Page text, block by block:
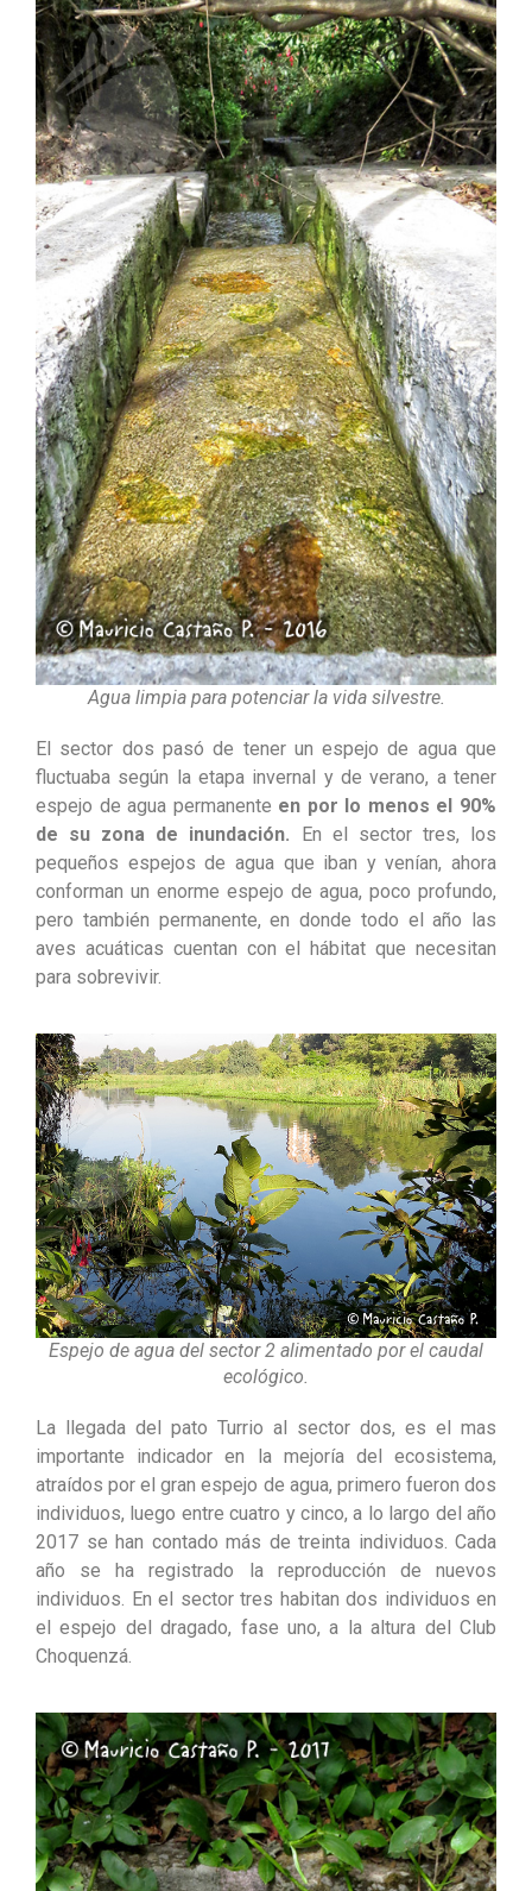
Agua limpia para potenciar la vida silvestre.
El sector dos pasó de tener un espejo de agua que
fluctuaba según la etapa invernal y de verano, a tener
espejo de agua permanente en por lo menos el 90%
de su zona de inundación. En el sector tres, los
pequeños espejos de agua que iban y venían, ahora
conforman un enorme espejo de agua, poco profundo,
pero también permanente, en donde todo el año las
aves acuáticas cuentan con el hábitat que necesitan
para sobrevivir.
Espejo de agua del sector 2 alimentado por el caudal
ecológico.
La llegada del pato Turrio al sector dos, es el mas
importante indicador en la mejoría del ecosistema,
atraídos por el gran espejo de agua, primero fueron dos
individuos, luego entre cuatro y cinco, a lo largo del año
2017 se han contado más de treinta individuos. Cada
año se ha registrado la reproducción de nuevos
individuos. En el sector tres habitan dos individuos en
el espejo del dragado, fase uno, a la altura del Club
Choquenzá.